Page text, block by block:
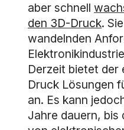
aber schnell
den 3D-Druck.
wandelnden
Derzeit bietet der
Druck Lösungen
an. Es kann
Jahre dauern, bis